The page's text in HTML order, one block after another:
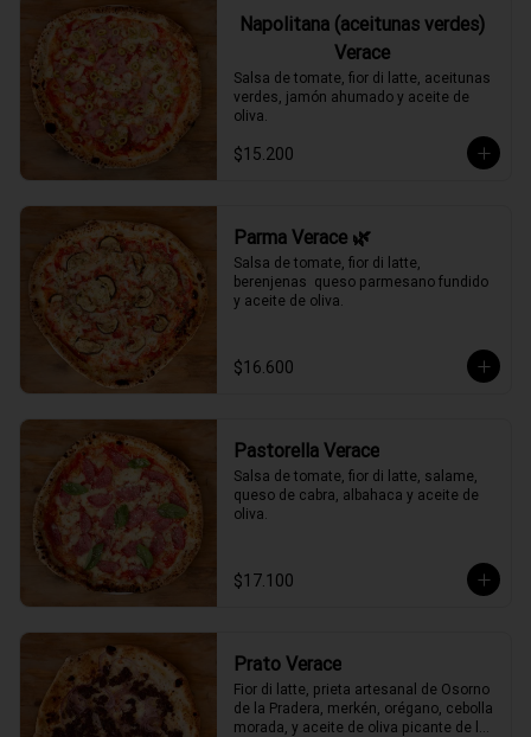
Napolitana (aceitunas verdes)
Verace
Salsa de tomate, fior di latte, aceitunas
verdes, jamón ahumado y aceite de
oliva.
$15.200
Parma Verace 🌿
Salsa de tomate, fior di latte,
berenjenas  queso parmesano fundido
y aceite de oliva.
$16.600
Pastorella Verace
Salsa de tomate, fior di latte, salame,
queso de cabra, albahaca y aceite de
oliva.
$17.100
Prato Verace
Fior di latte, prieta artesanal de Osorno
de la Pradera, merkén, orégano, cebolla
morada, y aceite de oliva picante de la